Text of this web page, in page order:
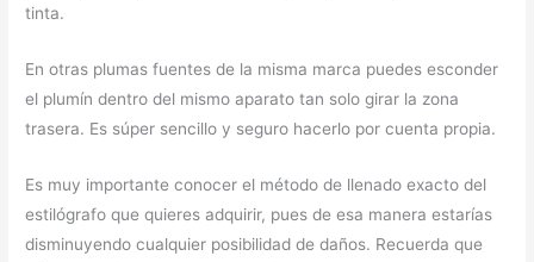
tinta.
En otras plumas fuentes de la misma marca puedes esconder
el plumín dentro del mismo aparato tan solo girar la zona
trasera. Es súper sencillo y seguro hacerlo por cuenta propia.
Es muy importante conocer el método de llenado exacto del
estilógrafo que quieres adquirir, pues de esa manera estarías
disminuyendo cualquier posibilidad de daños. Recuerda que